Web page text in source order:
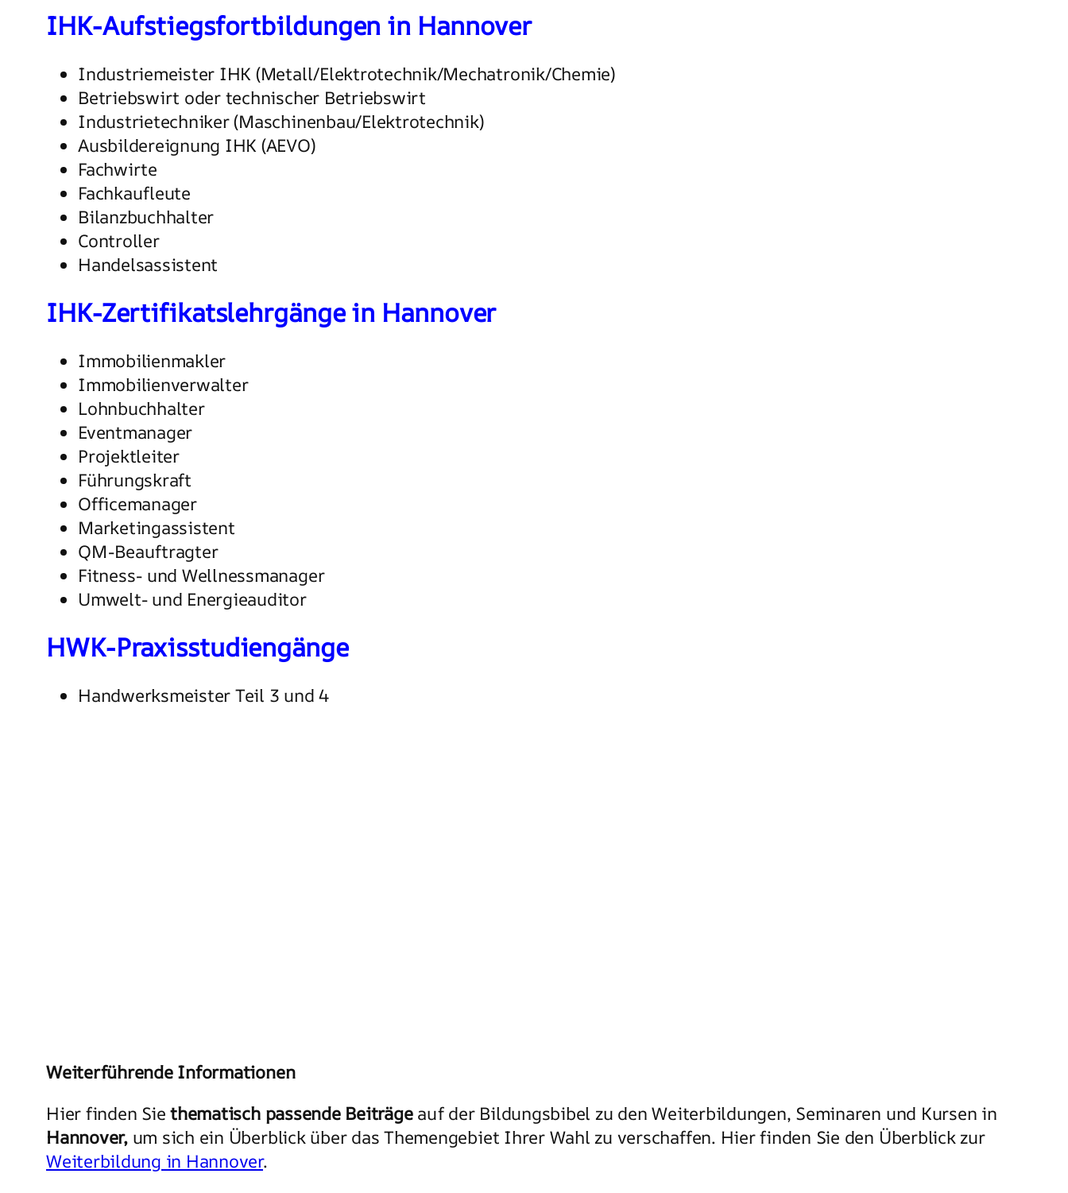
IHK-Aufstiegsfortbildungen in Hannover
Industriemeister IHK (Metall/Elektrotechnik/Mechatronik/Chemie)
Betriebswirt oder technischer Betriebswirt
Industrietechniker (Maschinenbau/Elektrotechnik)
Ausbildereignung IHK (AEVO)
Fachwirte
Fachkaufleute
Bilanzbuchhalter
Controller
Handelsassistent
IHK-Zertifikatslehrgänge in Hannover
Immobilienmakler
Immobilienverwalter
Lohnbuchhalter
Eventmanager
Projektleiter
Führungskraft
Officemanager
Marketingassistent
QM-Beauftragter
Fitness- und Wellnessmanager
Umwelt- und Energieauditor
HWK-Praxisstudiengänge
Handwerksmeister Teil 3 und 4
Weiterführende Informationen
Hier finden Siethematisch passende Beiträgeauf der Bildungsbibel zu den Weiterbildungen, Seminaren und Kursen in
Hannover,um sich ein Überblick über das Themengebiet Ihrer Wahl zu verschaffen. Hier finden Sie den Überblick zur
Weiterbildung in Hannover.